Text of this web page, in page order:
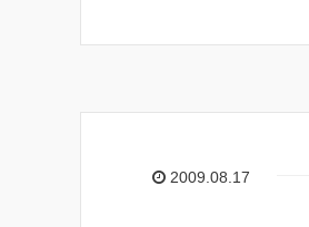
2009.08.17